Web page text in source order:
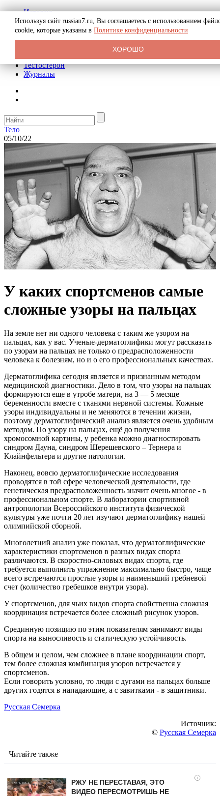
История
Биография
Криминал
Реклама на сайте
Тестостерон
Журналы
Тело
05/10/22
У каких спортсменов самые
сложные узоры на пальцах
На земле нет ни одного человека с таким же узором на
пальцах, как у вас. Ученые-дерматоглифики могут рассказать
по узорам на пальцах не только о предрасположенности
человека к болезням, но и о его профессиональных качествах.
Дерматоглифика сегодня является и признанным методом
медицинской диагностики. Дело в том, что узоры на пальцах
формируются еще в утробе матери, на 3 — 5 месяце
беременности вместе с тканями нервной системы. Кожные
узоры индивидуальны и не меняются в течении жизни,
поэтому дерматоглифический анализ является очень удобным
методом. По узору на пальцах, ещё до получения
хромосомной картины, у ребенка можно диагностировать
синдром Дауна, синдром Шерешевского – Тернера и
Клайнфельтера и другие патологии.
Наконец, вовсю дерматоглифические исследования
проводятся в той сфере человеческой деятельности, где
генетическая предрасположенность значит очень многое - в
профессиональном спорте. В лаборатории спортивной
антропологии Всероссийского института физической
культуры уже почти 20 лет изучают дерматоглифику нашей
олимпийской сборной.
Многолетний анализ уже показал, что дерматоглифические
характеристики спортсменов в разных видах спорта
различаются. В скоростно-силовых видах спорта, где
требуется выполнить упражнение максимально быстро, чаще
всего встречаются простые узоры и наименьший гребневой
счет (количество гребешков внутри узора).
У спортсменов, для чьих видов спорта свойственна сложная
координация встречается более сложный рисунок узоров.
Срединную позицию по этим показателям занимают виды
спорта на выносливость и статическую устойчивость.
В общем и целом, чем сложнее в плане координации спорт,
тем более сложная комбинация узоров встречается у
спортсменов.
Если говорить условно, то люди с дугами на пальцах больше
других годятся в нападающие, а с завитками - в защитники.
Русская Семерка
Источник:
© Русская Семерка
Читайте также
i
РЖУ НЕ ПЕРЕСТАВАЯ, ЭТО
ВИДЕО ПЕРЕСМОТРИШЬ НЕ
Используя сайт russian7.ru, Вы соглашаетесь с использованием
cookie, которые указаны в Политике конфиденциальности
ХОРОШО